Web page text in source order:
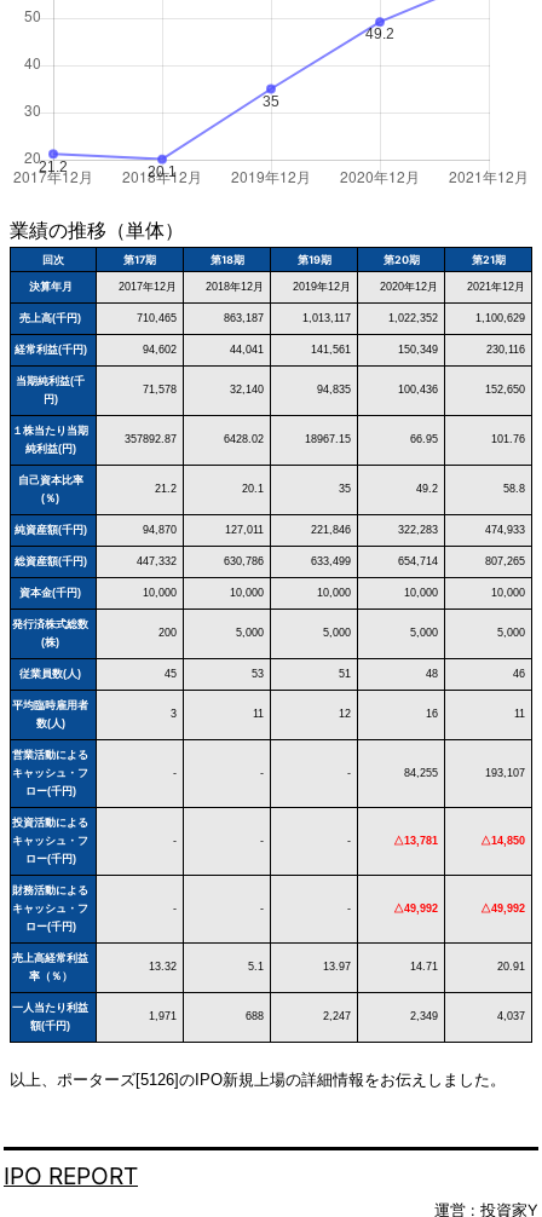
業績の推移（単体）
回次 第17期 第18期 第19期 第20期 第21期
決算年月 2017年12月 2018年12月 2019年12月 2020年12月 2021年12月
売上高(千円) 710,465 863,187 1,013,117 1,022,352 1,100,629
経常利益(千円) 94,602 44,041 141,561 150,349 230,116
当期純利益(千
円)
71,578 32,140 94,835 100,436 152,650
１株当たり当期
純利益(円)
357892.87 6428.02 18967.15 66.95 101.76
自己資本比率
(％)
21.2 20.1 35 49.2 58.8
純資産額(千円) 94,870 127,011 221,846 322,283 474,933
総資産額(千円) 447,332 630,786 633,499 654,714 807,265
資本金(千円) 10,000 10,000 10,000 10,000 10,000
発行済株式総数
(株)
200 5,000 5,000 5,000 5,000
従業員数(人) 45 53 51 48 46
平均臨時雇用者
数(人)
3 11 12 16 11
営業活動による
キャッシュ・フ
ロー(千円)
- - - 84,255 193,107
投資活動による
キャッシュ・フ
ロー(千円)
- - - △13,781 △14,850
財務活動による
キャッシュ・フ
ロー(千円)
- - - △49,992 △49,992
売上高経常利益
率（％）
13.32 5.1 13.97 14.71 20.91
一人当たり利益
額(千円)
1,971 688 2,247 2,349 4,037
以上、ポーターズ[5126]のIPO新規上場の詳細情報をお伝えしました。
IPO REPORT
運営 : 投資家Y